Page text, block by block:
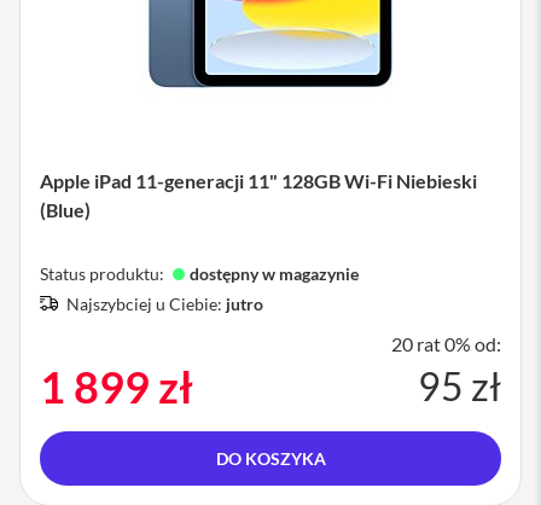
i
P
A
i
P
a
d
r
Apple iPad 11-generacji 11" 128GB Wi-Fi Niebieski
(Blue)
Status produktu:
dostępny w magazynie
Najszybciej u Ciebie: jutro
1 899 zł
20 rat 0% od:
95 zł
DO KOSZYKA